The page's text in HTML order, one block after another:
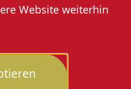
Website weiterhin